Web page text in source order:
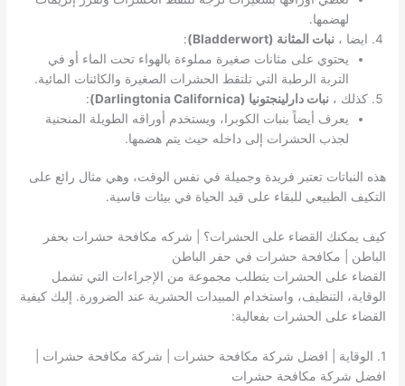
لهضمها.
ايضا ،نبات المثانة (Bladderwort)
:
يحتوي على مثانات صغيرة مملوءة بالهواء تحت الماء أو في
التربة الرطبة التي تلتقط الحشرات الصغيرة والكائنات المائية.
كذلك ،نبات دارلينجتونيا (Darlingtonia Californica)
:
يعرف أيضاً بنبات الكوبرا، ويستخدم أوراقه الطويلة المنحنية
لجذب الحشرات إلى داخله حيث يتم هضمها.
هذه النباتات تعتبر فريدة وجميلة في نفس الوقت، وهي مثال رائع على
التكيف الطبيعي للبقاء على قيد الحياة في بيئات قاسية.
كيف يمكنك القضاء على الحشرات؟ | شركه مكافحة حشرات بحفر
الباطن | مكافحة حشرات في حفر الباطن
القضاء على الحشرات يتطلب مجموعة من الإجراءات التي تشمل
الوقاية، التنظيف، واستخدام المبيدات الحشرية عند الضرورة. إليك كيفية
القضاء على الحشرات بفعالية:
1. الوقاية | افضل شركة مكافحة حشرات | شركة مكافحة حشرات |
افضل شركة مكافحة حشرات